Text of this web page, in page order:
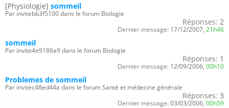
[Physiologie] sommeil
Par invitebb3f5100 dans le forum Biologie
Réponses: 2
Dernier message: 17/12/2007, 21h46
sommeil
Par invite4e9186a9 dans le forum Biologie
Réponses: 1
Dernier message: 12/09/2006, 00h10
Problemes de sommeil
Par invitec48ed44a dans le forum Santé et médecine générale
Réponses: 3
Dernier message: 03/03/2006, 00h59